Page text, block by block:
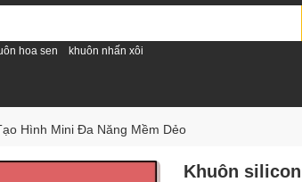
hoa sen khuôn nhấn xôi
Hình Mini Đa Năng Mềm Dẻo
Khuôn